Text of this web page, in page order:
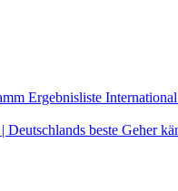
Ergebnisliste
Deutschlands beste Geher